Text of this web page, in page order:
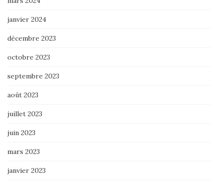
janvier 2024
décembre 2023
octobre 2023
septembre 2023
août 2023
juillet 2023
juin 2023
mars 2023
janvier 2023